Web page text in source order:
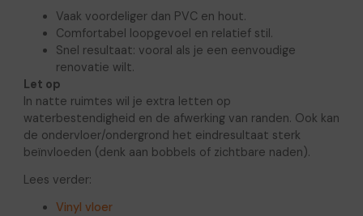
Vaak voordeliger dan PVC en hout.
Comfortabel loopgevoel en relatief stil.
Snel resultaat: vooral als je een eenvoudige
renovatie wilt.
Let op
In natte ruimtes wil je extra letten op
waterbestendigheid en de afwerking van randen. Ook kan
de ondervloer/ondergrond het eindresultaat sterk
beïnvloeden (denk aan bobbels of zichtbare naden).
Lees verder:
Vinyl vloer